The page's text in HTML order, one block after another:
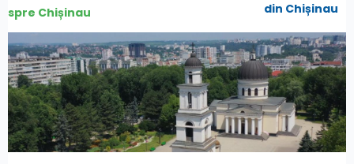
spre Chișinau din Chișinau